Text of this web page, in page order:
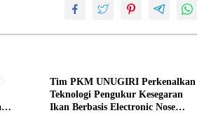
Tim PKM UNUGIRI Perkenalkan
Teknologi Pengukur Kesegaran
Ikan Berbasis Electronic Nose